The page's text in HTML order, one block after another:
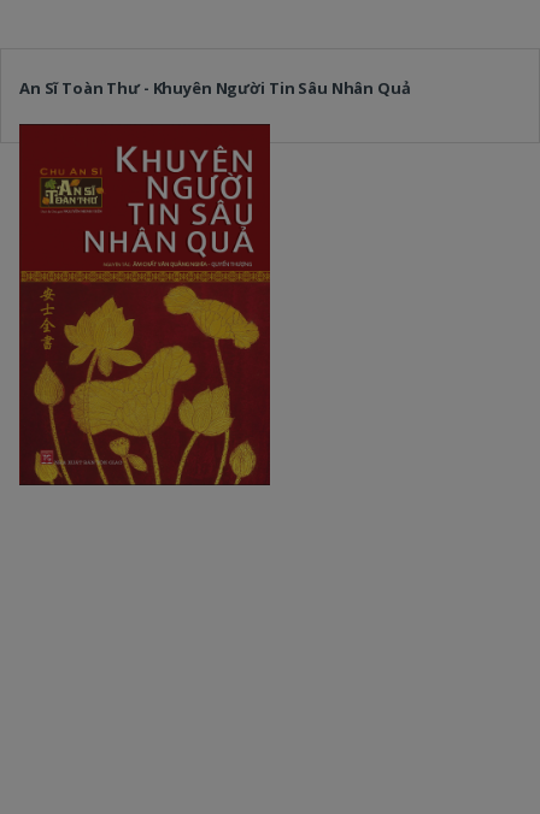
An Sĩ Toàn Thư - Khuyên Người Tin Sâu Nhân Quả